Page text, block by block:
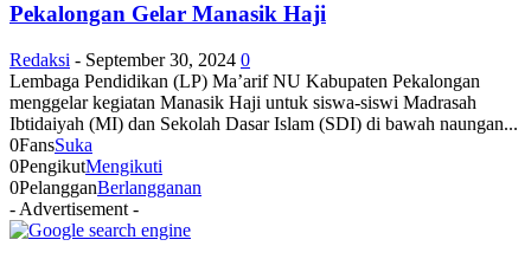
Pekalongan Gelar Manasik Haji
Redaksi - September 30, 2024 0
Lembaga Pendidikan (LP) Ma’arif NU Kabupaten Pekalongan
menggelar kegiatan Manasik Haji untuk siswa-siswi Madrasah
Ibtidaiyah (MI) dan Sekolah Dasar Islam (SDI) di bawah naungan...
0FansSuka
0PengikutMengikuti
0PelangganBerlangganan
- Advertisement -